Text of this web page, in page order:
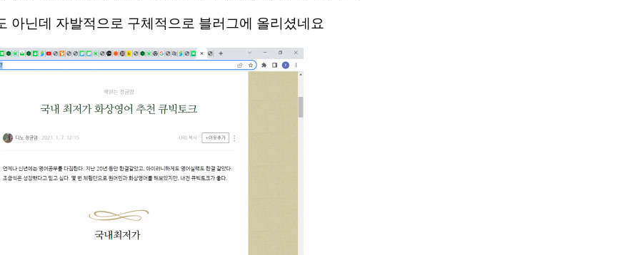
아닌데 자발적으로 구체적으로 블러그에 올리셨네요